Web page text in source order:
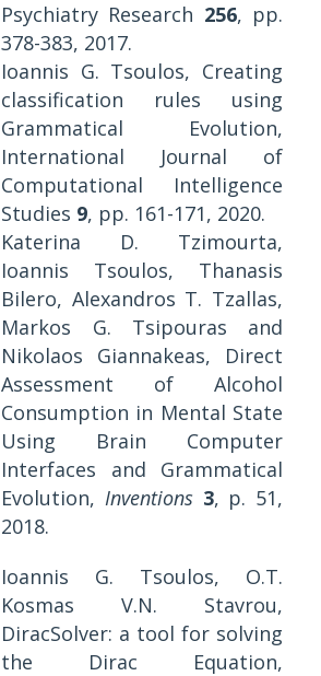
Psychiatry Research 256, pp.
378-383, 2017.
Ioannis G. Tsoulos, Creating
classification rules using
Grammatical Evolution,
International Journal of
Computational Intelligence
Studies 9, pp. 161-171, 2020.
Katerina D. Tzimourta,
Ioannis Tsoulos, Thanasis
Bilero, Alexandros T. Tzallas,
Markos G. Tsipouras
and
Nikolaos Giannakeas, Direct
Assessment of Alcohol
Consumption in Mental State
Using Brain Computer
Interfaces and Grammatical
Evolution, Inventions 3, p. 51,
2018.
Ioannis G. Tsoulos, O.T.
Kosmas V.N. Stavrou,
DiracSolver: a tool for solving
the Dirac Equation,